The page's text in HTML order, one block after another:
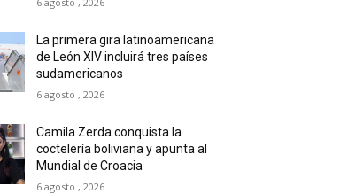
La primera gira latinoamericana
de León XIV incluirá tres países
sudamericanos
6 agosto , 2026
Camila Zerda conquista la
coctelería boliviana y apunta al
Mundial de Croacia
6 agosto , 2026